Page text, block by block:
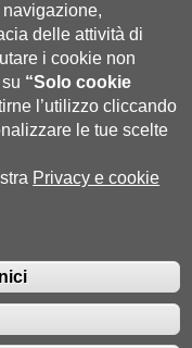
bancarie|Caselle
Elettronica
con il Pubblico Tel.
delle attività di
i cookie non
“Solo cookie
l’utilizzo cliccando
le tue scelte
Privacy e cookie